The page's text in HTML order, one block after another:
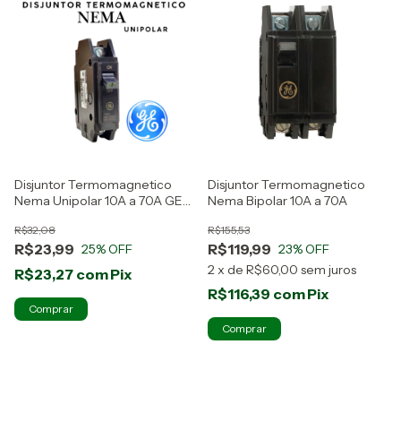
Disjuntor Termomagnetico
Nema Unipolar 10A a 70A GE
R$23,99
R$32,08
25% OFF
R$23,27 comPix
Comprar
Disjuntor Termomagnetico
Nema Bipolar 10A a 70A
R$119,99
R$155,53
23% OFF
2x de R$60,00 sem juros
R$116,39 comPix
Comprar